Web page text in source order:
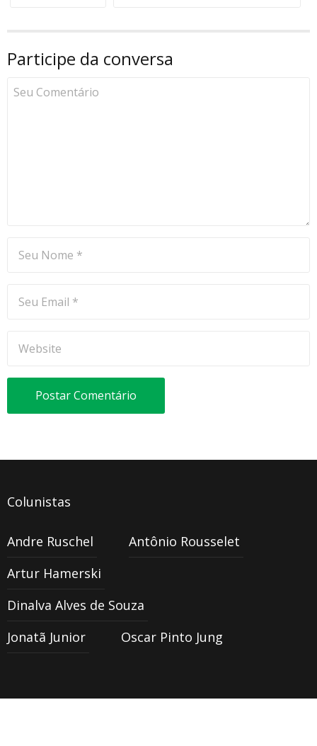
Participe da conversa
Colunistas
Andre Ruschel
Antônio Rousselet
Artur Hamerski
Dinalva Alves de Souza
Jonatã Junior
Oscar Pinto Jung